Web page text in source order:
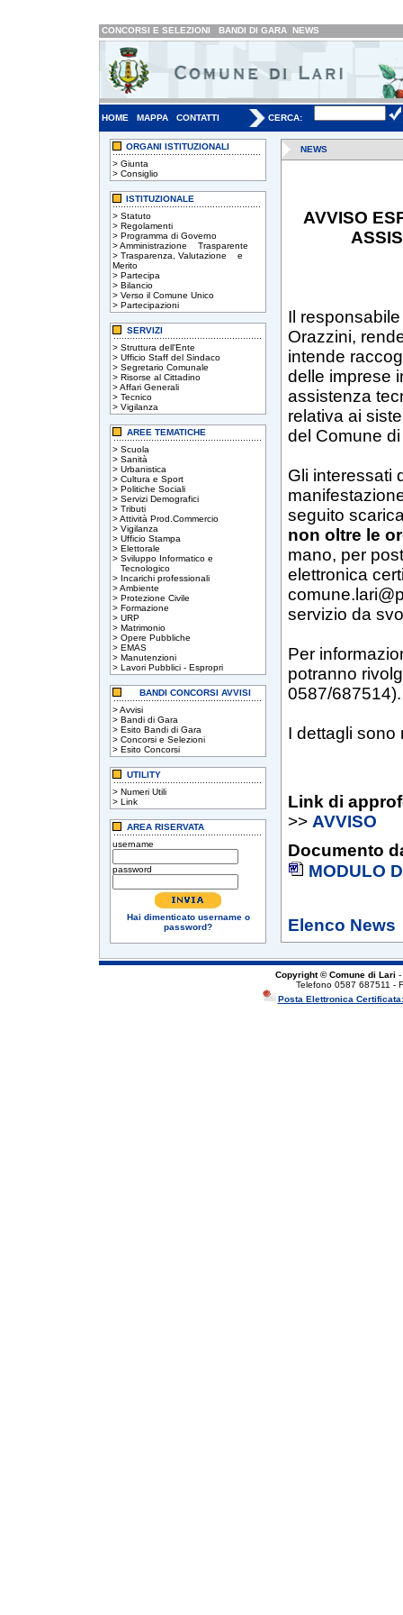
CONCORSI E SELEZIONI BANDI DI GARA NEWS
HOME MAPPA CONTATTI CERCA:
ORGANI ISTITUZIONALI
> Giunta
> Consiglio
ISTITUZIONALE
> Statuto
> Regolamenti
> Programma di Governo
>Amministrazione Trasparente
> Trasparenza, Valutazione e
Merito
> Partecipa
> Bilancio
> Verso il Comune Unico
> Partecipazioni
SERVIZI
> Struttura dell'Ente
> Ufficio Staff del Sindaco
> Segretario Comunale
> Risorse al Cittadino
>Affari Generali
> Tecnico
> Vigilanza
AREE TEMATICHE
> Scuola
> Sanità
> Urbanistica
> Cultura e Sport
> Politiche Sociali
> Servizi Demografici
> Tributi
>Attività Prod.Commercio
> Vigilanza
> Ufficio Stampa
> Elettorale
> Sviluppo Informatico e
Tecnologico
> Incarichi professionali
>Ambiente
> Protezione Civile
> Formazione
> URP
> Matrimonio
> Opere Pubbliche
> EMAS
> Manutenzioni
> Lavori Pubblici - Espropri
BANDI CONCORSI AVVISI
>Avvisi
> Bandi di Gara
> Esito Bandi di Gara
> Concorsi e Selezioni
> Esito Concorsi
UTILITY
> Numeri Utili
> Link
AREA RISERVATA
username
password
Hai dimenticato username o
password?
NEWS
AVVISO
Il
Orazzini,
intende
delle imprese
assistenza
relativa ai
del Comune
Gli interessati
seguito
non oltre le
mano, per
elettronica
servizio da
Per
potranno
0587/687514).
I dettagli sono
Link di
>> AVVISO
Documento
MODULO
Elenco News
Copyright © Comune di Lari -
Telefono 0587 687511 -
Posta Elettronica Certificata: